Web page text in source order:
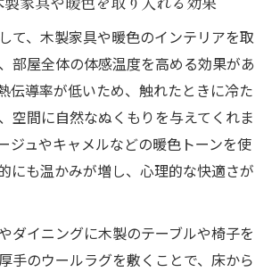
て、木製家具や暖色のインテリアを取
部屋全体の体感温度を高める効果があ
伝導率が低いため、触れたときに冷た
空間に自然なぬくもりを与えてくれま
ジュやキャメルなどの暖色トーンを使
にも温かみが増し、心理的な快適さが
ダイニングに木製のテーブルや椅子を
手のウールラグを敷くことで、床から